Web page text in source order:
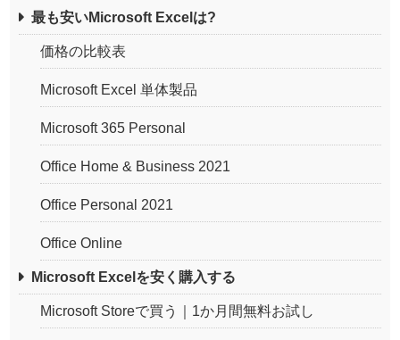
最も安いMicrosoft Excelは?
価格の比較表
Microsoft Excel 単体製品
Microsoft 365 Personal
Office Home & Business 2021
Office Personal 2021
Office Online
Microsoft Excelを安く購入する
Microsoft Storeで買う｜1か月間無料お試し